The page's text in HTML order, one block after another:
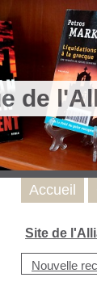
de
Site de
Nouvelle
Accueil